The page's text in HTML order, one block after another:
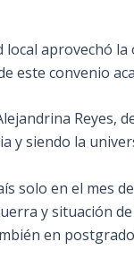
aprovechó
convenio
Reyes,
y siendo la
solo en el mes
y situación
en